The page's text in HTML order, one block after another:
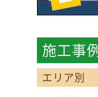
施工事例
エリア別